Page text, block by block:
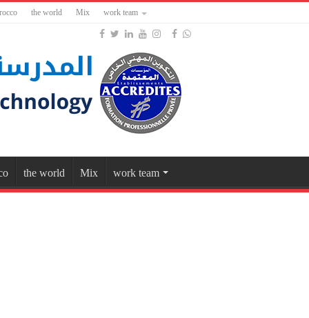
the world Mix work team
the world Mix work team